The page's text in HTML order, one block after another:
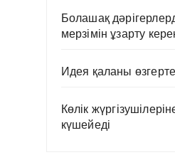
Болашақ
мерзімін ұзарту
Идея қаланы
Көлік
күшейеді